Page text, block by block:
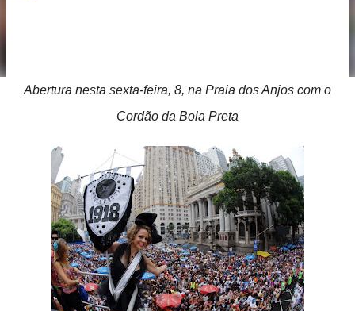
Abertura nesta sexta-feira, 8, na Praia dos Anjos com o
Cordão da Bola Preta